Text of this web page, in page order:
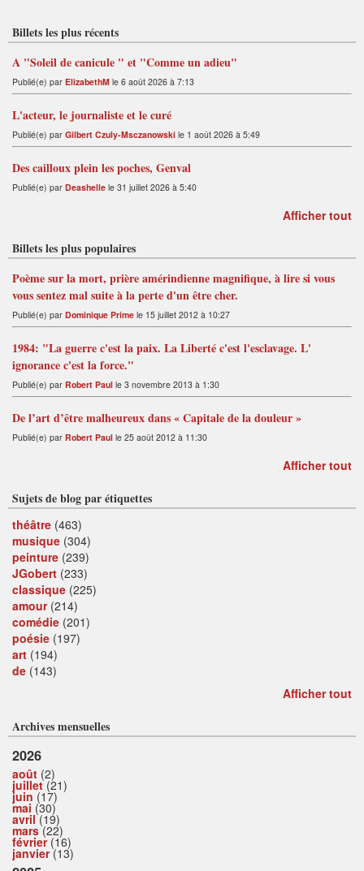
Billets les plus récents
A "Soleil de canicule " et "Comme un adieu"
Publié(e) par ElizabethM le 6 août 2026 à 7:13
L'acteur, le journaliste et le curé
Publié(e) par Gilbert Czuly-Msczanowski le 1 août 2026 à 5:49
Des cailloux plein les poches, Genval
Publié(e) par Deashelle le 31 juillet 2026 à 5:40
Afficher tout
Billets les plus populaires
Poème sur la mort, prière amérindienne magnifique, à lire si vous
vous sentez mal suite à la perte d'un être cher.
Publié(e) par Dominique Prime le 15 juillet 2012 à 10:27
1984: "La guerre c'est la paix. La Liberté c'est l'esclavage. L'
ignorance c'est la force."
Publié(e) par Robert Paul le 3 novembre 2013 à 1:30
De l’art d’être malheureux dans « Capitale de la douleur »
Publié(e) par Robert Paul le 25 août 2012 à 11:30
Afficher tout
Sujets de blog par étiquettes
théâtre (463)
musique (304)
peinture (239)
JGobert (233)
classique (225)
amour(214)
comédie (201)
poésie (197)
art (194)
de (143)
Afficher tout
Archives mensuelles
2026
août (2)
juillet(21)
juin (17)
mai (30)
avril(19)
mars(22)
février(16)
janvier(13)